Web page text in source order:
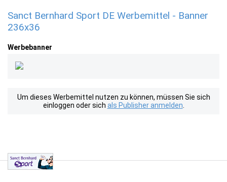
Sanct Bernhard Sport DE Werbemittel - Banner
236x36
Werbebanner
Um dieses Werbemittel nutzen zu können, müssen Sie sich
einloggen oder sich als Publisher anmelden